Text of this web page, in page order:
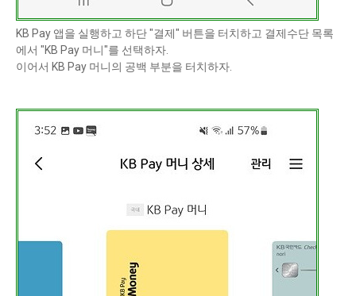
KB Pay 앱을 실행하고 하단 "결제" 버튼을 터치하고 결제수단 목록
에서 "KB Pay 머니"를 선택하자.
이어서 KB Pay 머니의 공백 부분을 터치하자.